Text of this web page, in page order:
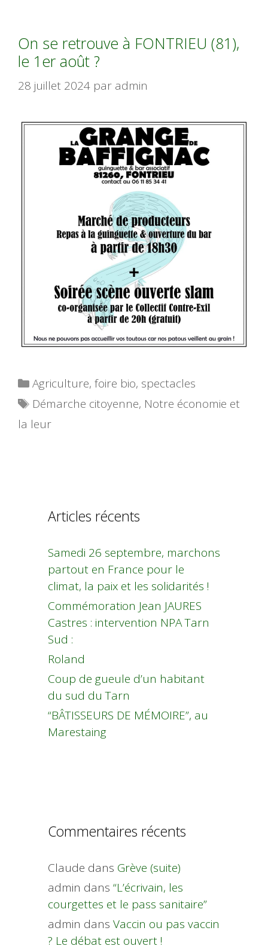
On se retrouve à FONTRIEU (81),
le 1er août ?
28 juillet 2024 par admin
Catégories
Agriculture,foire bio, spectacles
Étiquettes
Démarche citoyenne, Notre économie et
la leur
Articles récents
Samedi 26 septembre, marchons
partout en France pour le
climat, la paix et les solidarités !
Commémoration Jean JAURES
Castres : intervention NPA Tarn
Sud :
Roland
Coup de gueule d’un habitant
du sud du Tarn
“BÂTISSEURS DE MÉMOIRE”, au
Marestaing
Commentaires récents
Claude dans Grève (suite)
admin dans “L’écrivain, les
courgettes et le pass sanitaire”
admin dans Vaccin ou pas vaccin
? Le débat est ouvert !